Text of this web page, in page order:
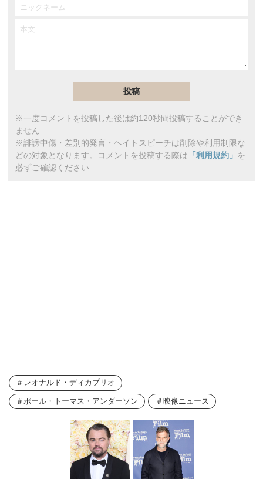
※一度コメントを投稿した後は約120秒間投稿することができ
ません
※誹謗中傷・差別的発言・ヘイトスピーチは削除や利用制限な
どの対象となります。コメントを投稿する際は 「利用規約」 を
必ずご確認ください
レオナルド・ディカプリオ
ポール・トーマス・アンダーソン 映像ニュース